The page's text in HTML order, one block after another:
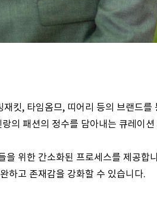
킷, 타임옴므, 띠어리 등의 브랜드를
의 패션의 정수를 담아내는 큐레이
위한 간소화된 프로세스를 제공합
하고 존재감을 강화할 수 있습니다.